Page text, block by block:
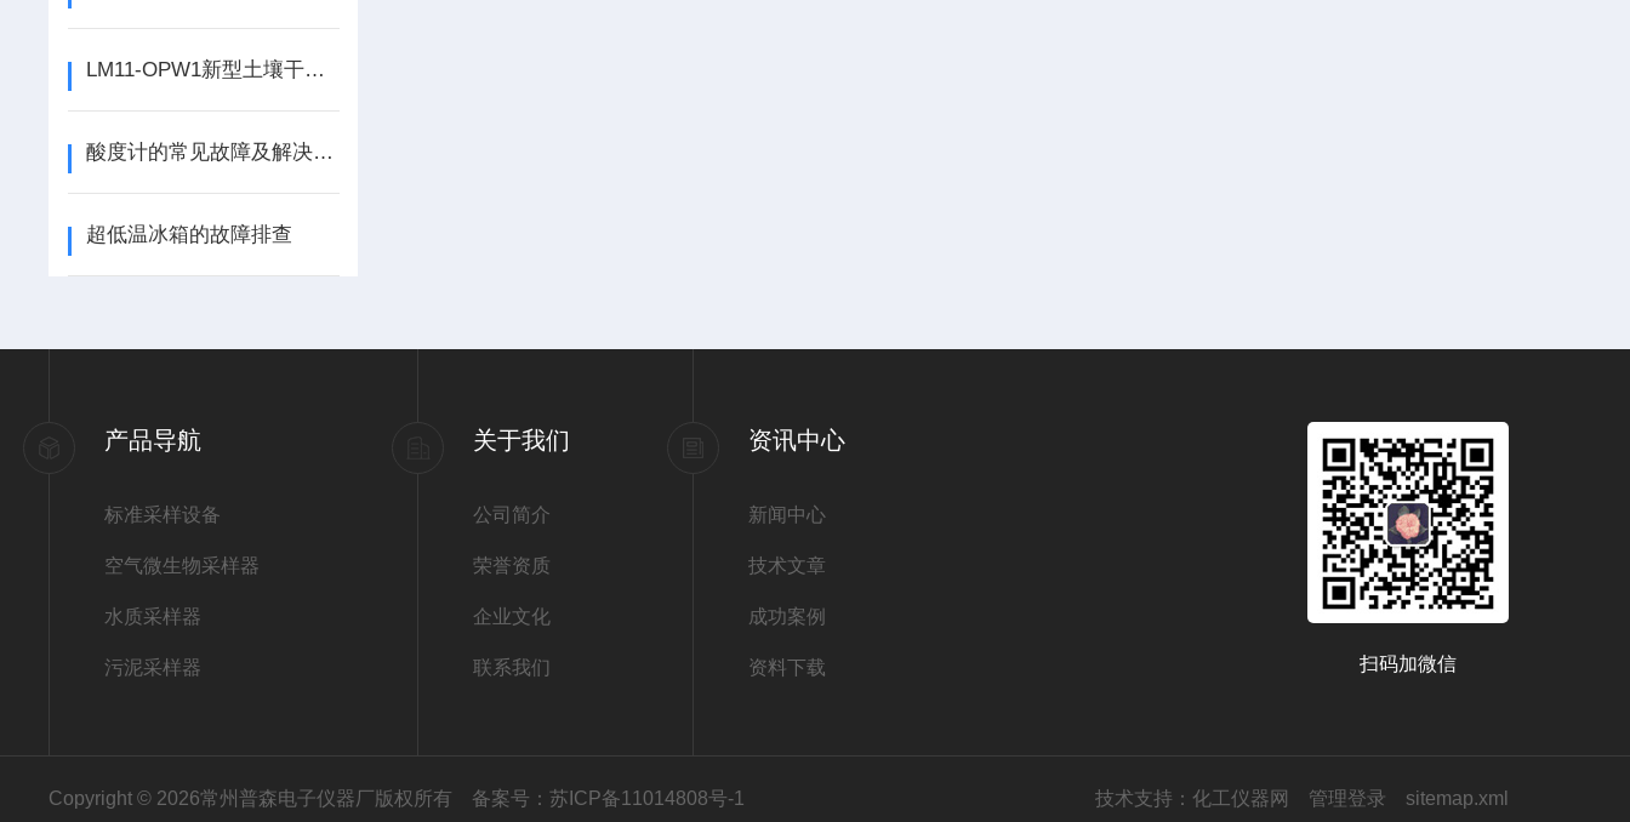
LM11-OPW1新型土壤干燥箱 介绍
酸度计的常见故障及解决办法
超低温冰箱的故障排查
产品导航
标准采样设备
空气微生物采样器
水质采样器
污泥采样器
关于我们
公司简介
荣誉资质
企业文化
联系我们
资讯中心
新闻中心
技术文章
成功案例
资料下载 扫码加微信
Copyright © 2026常州普森电子仪器厂版权所有 备案号：苏ICP备11014808号-1 技术支持： 化工仪器网 管理登录 sitemap.xml